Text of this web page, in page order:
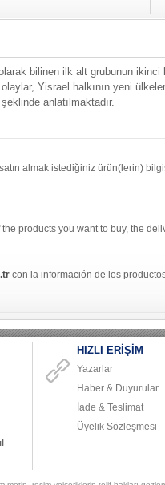
bilinen ilk alt grubunun ikinci
Yisrael halkının yeni
anlatılmaktadır.
almak istediğiniz ürün(lerin)
products you want to buy, the
con la información de los
HIZLI ERİŞİM
Yazarlar
Haber & Duyurular
İade & Teslimat
Üyelik Sözleşmesi